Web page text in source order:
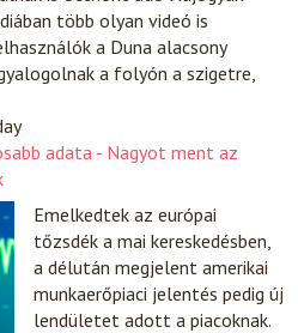
több olyan videó is
a Duna alacsony
a folyón a szigetre,
adata - Nagyot ment az
Emelkedtek az európai
tőzsdék a mai kereskedésben,
a délután megjelent amerikai
munkaerőpiaci jelentés pedig új
lendületet adott a piacoknak.